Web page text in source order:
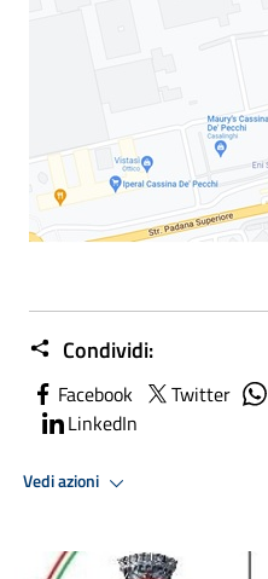
Condividi:
Facebook Twitter
LinkedIn
Vedi azioni